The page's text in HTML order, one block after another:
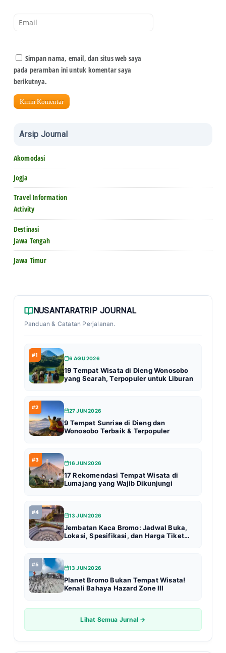
Simpan nama, email, dan situs web saya
pada peramban ini untuk komentar saya
berikutnya.
Arsip Journal
Akomodasi
Jogja
Travel Information
Activity
Destinasi
Jawa Tengah
Jawa Timur
NUSANTARATRIP JOURNAL
Panduan & Catatan Perjalanan.
#1
6 AGU 2026
19 Tempat Wisata di Dieng Wonosobo
yang Searah, Terpopuler untuk Liburan
#2
27 JUN 2026
9 Tempat Sunrise di Dieng dan
Wonosobo Terbaik & Terpopuler
#3
16 JUN 2026
17 Rekomendasi Tempat Wisata di
Lumajang yang Wajib Dikunjungi
#4
13 JUN 2026
Jembatan Kaca Bromo: Jadwal Buka,
Lokasi, Spesifikasi, dan Harga Tiket
#5
13 JUN 2026
Planet Bromo Bukan Tempat Wisata!
Kenali Bahaya Hazard Zone III
Lihat Semua Jurnal →